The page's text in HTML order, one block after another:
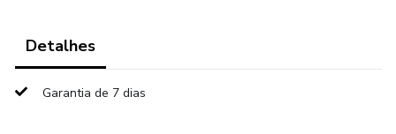
Detalhes
Garantia de 7 dias